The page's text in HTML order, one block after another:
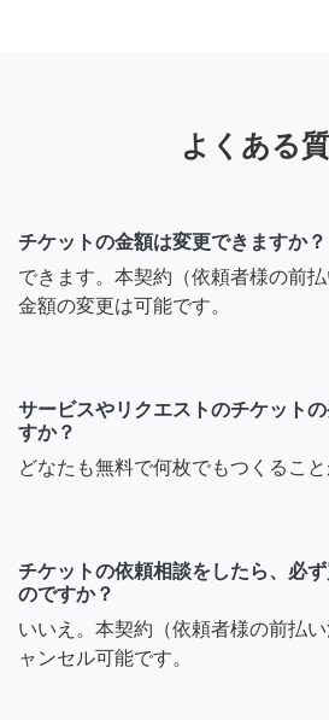
よくある
チケットの金額は変更できますか？
できます。本契約（依頼者様の前払
金額の変更は可能です。
サービスやリクエストのチケット
すか？
どなたも無料で何枚でもつくること
チケットの依頼相談をしたら、必
のですか？
いいえ。本契約（依頼者様の前払
ャンセル可能です。